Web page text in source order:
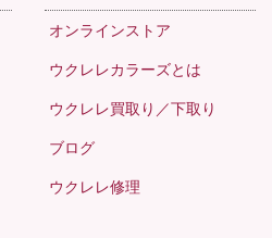
オンラインストア
ウクレレカラーズとは
ウクレレ買取り／下取り
ブログ
ウクレレ修理